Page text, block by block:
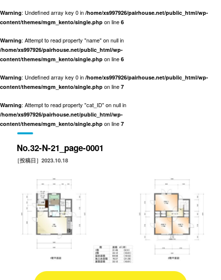
Warning: Undefined array key 0 in /home/xs997926/pairhouse.net/public_html/wp-
content/themes/mgm_kento/single.php on line 6
Warning: Attempt to read property "name" on null in
/home/xs997926/pairhouse.net/public_html/wp-
content/themes/mgm_kento/single.php on line 6
Warning: Undefined array key 0 in /home/xs997926/pairhouse.net/public_html/wp-
content/themes/mgm_kento/single.php on line 7
Warning: Attempt to read property "cat_ID" on null in
/home/xs997926/pairhouse.net/public_html/wp-
content/themes/mgm_kento/single.php on line 7
No.32-N-21_page-0001
［投稿日］2023.10.18